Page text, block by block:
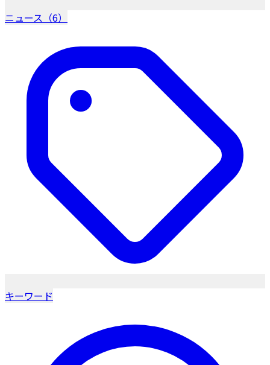
ニュース（6）
キーワード